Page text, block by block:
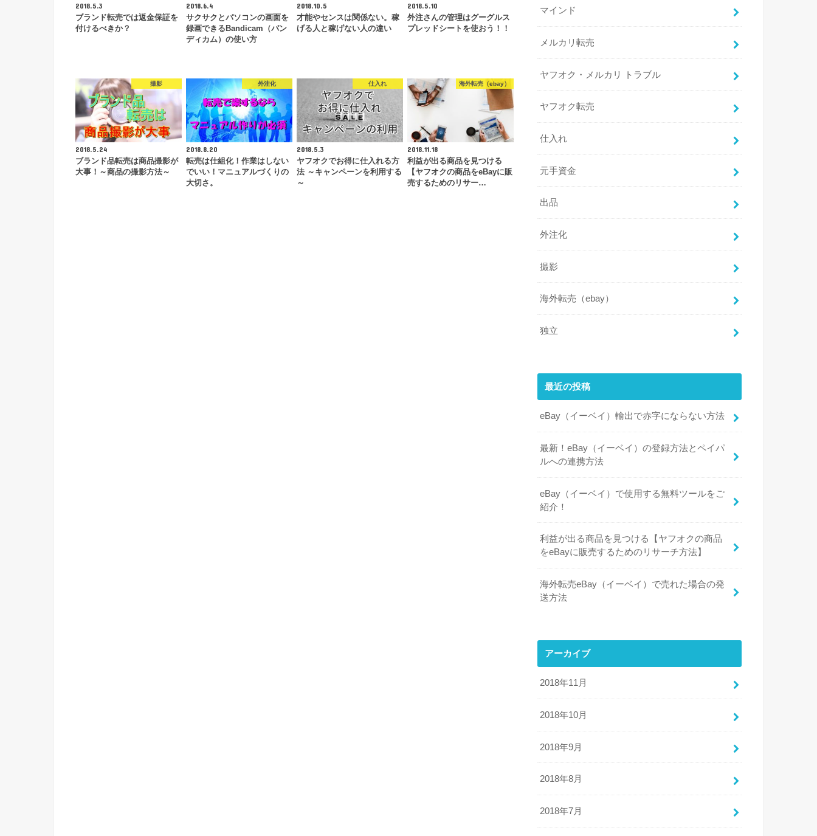
2018.5.3
ブランド転売では返金保証を
付けるべきか？
2018.6.4
サクサクとパソコンの画面を
録画できるBandicam（バン
ディカム）の使い方
2018.10.5
才能やセンスは関係ない。稼
げる人と稼げない人の違い
2018.5.10
外注さんの管理はグーグルス
プレッドシートを使おう！！
撮影
2018.5.24
ブランド品転売は商品撮影が
大事！～商品の撮影方法～
外注化
2018.8.20
転売は仕組化！作業はしない
でいい！マニュアルづくりの
大切さ。
仕入れ
2018.5.3
ヤフオクでお得に仕入れる方
法 ～キャンペーンを利用する
～
海外転売（ebay）
2018.11.18
利益が出る商品を見つける
【ヤフオクの商品をeBayに販
売するためのリサー…
マインド
メルカリ転売
ヤフオク・メルカリ トラブル
ヤフオク転売
仕入れ
元手資金
出品
外注化
撮影
海外転売（ebay）
独立
最近の投稿
eBay（イーベイ）輸出で赤字にならない方法
最新！eBay（イーベイ）の登録方法とペイパ
ルへの連携方法
eBay（イーベイ）で使用する無料ツールをご
紹介！
利益が出る商品を見つける【ヤフオクの商品
をeBayに販売するためのリサーチ方法】
海外転売eBay（イーベイ）で売れた場合の発
送方法
アーカイブ
2018年11月
2018年10月
2018年9月
2018年8月
2018年7月